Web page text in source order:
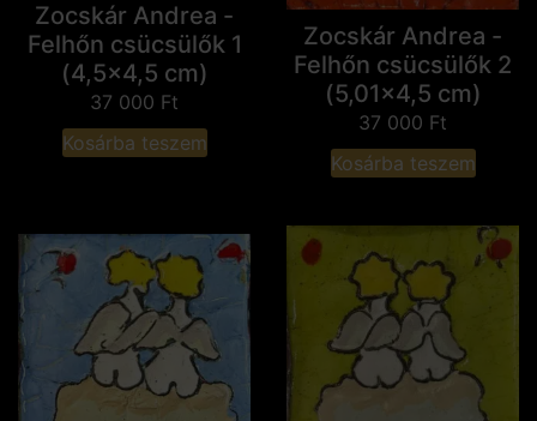
Zocskár Andrea -
Felhőn csücsülők 1
(4,5x4,5 cm)
37 000 Ft
Kosárba teszem
Zocskár Andrea -
Felhőn csücsülők 2
(5,01x4,5 cm)
37 000 Ft
Kosárba teszem